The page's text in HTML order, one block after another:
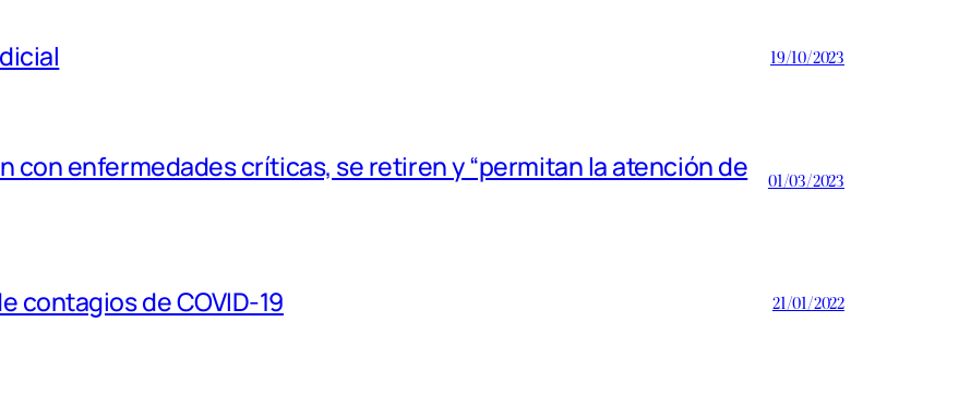
19/10/2023
con enfermedades críticas, se retiren y “permitan la atención de 01/03/2023
contagios de COVID-19 21/01/2022